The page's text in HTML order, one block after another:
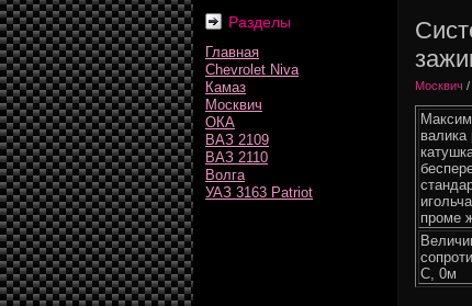
Разделы
Главная
Chevrolet Niva
Камаз
Москвич
ОКА
ВАЗ 2109
ВАЗ 2110
Волга
УАЗ 3163 Patriot
Москвич /
валика
проме
С, 0м